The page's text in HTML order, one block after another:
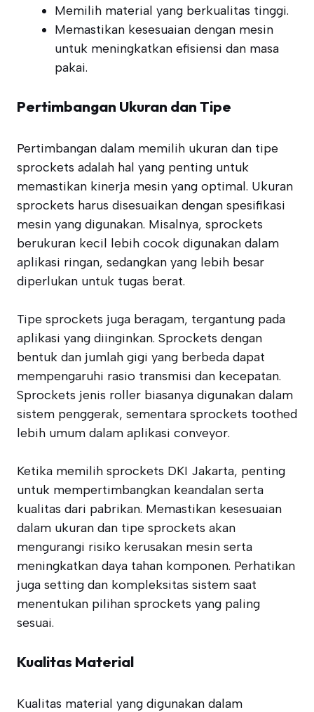
Memilih material yang berkualitas tinggi.
Memastikan kesesuaian dengan mesin
untuk meningkatkan efisiensi dan masa
pakai.
Pertimbangan Ukuran dan Tipe
Pertimbangan dalam memilih ukuran dan tipe
sprockets adalah hal yang penting untuk
memastikan kinerja mesin yang optimal. Ukuran
sprockets harus disesuaikan dengan spesifikasi
mesin yang digunakan. Misalnya, sprockets
berukuran kecil lebih cocok digunakan dalam
aplikasi ringan, sedangkan yang lebih besar
diperlukan untuk tugas berat.
Tipe sprockets juga beragam, tergantung pada
aplikasi yang diinginkan. Sprockets dengan
bentuk dan jumlah gigi yang berbeda dapat
mempengaruhi rasio transmisi dan kecepatan.
Sprockets jenis roller biasanya digunakan dalam
sistem penggerak, sementara sprockets toothed
lebih umum dalam aplikasi conveyor.
Ketika memilih sprockets DKI Jakarta, penting
untuk mempertimbangkan keandalan serta
kualitas dari pabrikan. Memastikan kesesuaian
dalam ukuran dan tipe sprockets akan
mengurangi risiko kerusakan mesin serta
meningkatkan daya tahan komponen. Perhatikan
juga setting dan kompleksitas sistem saat
menentukan pilihan sprockets yang paling
sesuai.
Kualitas Material
Kualitas material yang digunakan dalam